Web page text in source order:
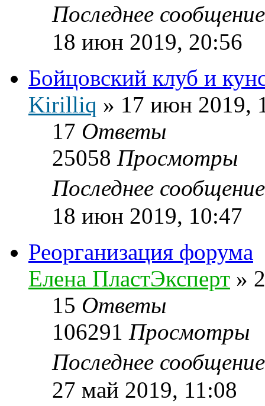
Последнее
18 июн 2019, 20:56
Бойцовский клуб и
Kirilliq » 17 июн 2019,
17 Ответы
25058 Просмотры
Последнее
18 июн 2019, 10:47
Реорганизация форума
Елена ПластЭксперт »
15 Ответы
106291 Просмотры
Последнее
27 май 2019, 11:08